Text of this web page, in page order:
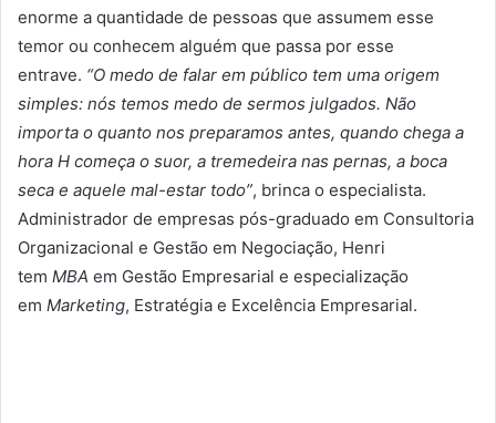
enorme a quantidade de pessoas que assumem esse
temor ou conhecem alguém que passa por esse
entrave. “O medo de falar em público tem uma origem
simples: nós temos medo de sermos julgados. Não
importa o quanto nos preparamos antes, quando chega a
hora H começa o suor, a tremedeira nas pernas, a boca
seca e aquele mal-estar todo”, brinca o especialista.
Administrador de empresas pós-graduado em Consultoria
Organizacional e Gestão em Negociação, Henri
tem MBA em Gestão Empresarial e especialização
em Marketing, Estratégia e Excelência Empresarial.